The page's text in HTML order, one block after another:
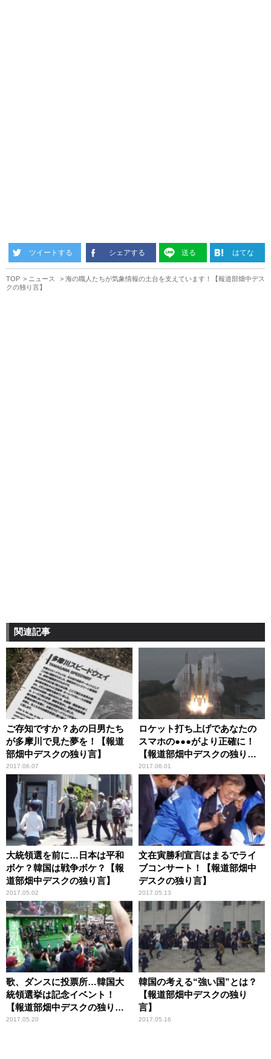
ツイートする シェアする 送る はてな
TOP ニュース
海の職人たちが気象情報の土台を支えています！【報道部畑中デス
クの独り言】
関連記事
ご存知ですか？あの日男たち
が多摩川で見た夢を！【報道
部畑中デスクの独り言】
2017.06.07
ロケット打ち上げであなたの
スマホの●●●がより正確に！
【報道部畑中デスクの独り
言】
2017.06.01
大統領選を前に…日本は平和
ボケ？韓国は戦争ボケ？【報
道部畑中デスクの独り言】
2017.05.02
文在寅勝利宣言はまるでライ
ブコンサート！【報道部畑中
デスクの独り言】
2017.05.13
歌、ダンスに投票所…韓国大
統領選挙は記念イベント！
【報道部畑中デスクの独り
言】
2017.05.20
韓国の考える“強い国”とは？
【報道部畑中デスクの独り
言】
2017.05.16